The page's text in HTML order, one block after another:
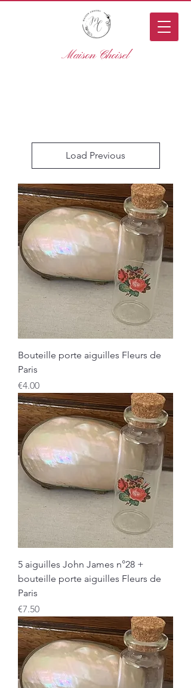
Maison Choisel
Load Previous
Bouteille porte aiguilles Fleurs de
Paris
Price
€4.00
5 aiguilles John James n°28 +
bouteille porte aiguilles Fleurs de
Paris
Price
€7.50